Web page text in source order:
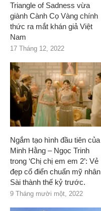
Triangle of Sadness vừa
giành Cành Cọ Vàng chính
thức ra mắt khán giả Việt
Nam
17 Tháng 12, 2022
Ngắm tạo hình đầu tiên của
Minh Hằng – Ngọc Trinh
trong ‘Chị chị em em 2’: Vẻ
đẹp cổ điển chuẩn mỹ nhân
Sài thành thế kỷ trước.
9 Tháng mười một, 2022